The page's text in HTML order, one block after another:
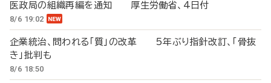
医政局の組織再編を通知 厚生労働省、4日付
8/6 19:02
企業統治、問われる「質」の改革 5年ぶり指針改訂、「骨抜
き」批判も
8/6 18:50